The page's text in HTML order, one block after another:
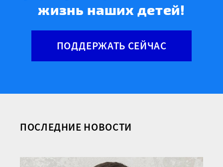
жизнь наших детей!
ПОДДЕРЖАТЬ СЕЙЧАС
ПОСЛЕДНИЕ НОВОСТИ